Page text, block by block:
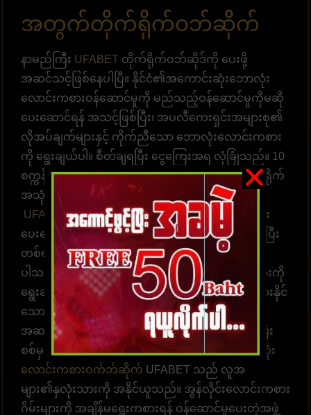
အတွက်တိုက်ရိုက်ဝဘ်ဆိုက်
နာမည်ကြီး UFABET တိုက်ရိုက်ဝဘ်ဆိုဒ်ကို ပေးဖို့
အဆင်သင့်ဖြစ်နေပါပြီ။ နိုင်ငံ၏အကောင်းဆုံးဘောလုံး
လောင်းကစားဝန်ဆောင်မှုကို မည်သည့်ဝန်ဆောင်မှုကိုမဆို
ပေးဆောင်ရန် အသင့်ဖြစ်ပြီး၊ အပလီကေးရှင်းအများစု၏
လိုအပ်ချက်များနှင့် ကိုက်ညီသော ဘောလုံးလောင်းကစား
ကို ရွေးချယ်ပါ။ စီတ်ချရပြီး ငွေကြေးအရ လုံခြုံသည်။ 10
စက္ကန့်အတွင်း အခမဲ့ ငွေလွှဲပေးချေရုံဖြင့် ၎င်းကို တိုက်ရိုက်
အသုံးပြုနိုင်သည့် ဝန်ဆောင်မှုတစ်ခုဟု ယူဆပါသည်။
UFABET ကာစီနိုတွင် ဝန်ဆောင်မှုနှင့် အကြံဉာဏ်များ
ပေးဆောင်ရန် အရည်အချင်းပြည့်မီသော အဖွဲ့တစ်ဖွဲ့ရှိပြီး
တစ်ရက်လျှင် 24 နာရီ အကြံဉာဏ်များ ပေးဆောင်နိုင်
ပါသည်။ အကောင့်ထဲဝင်လာပြီး လောင်းကစားဂိမ်းများကို
ရွေးချယ်ကစားပါ။ အချိန်နှင့်တစ်ပြေးညီ လောင်းကစားနိုင်
သော စနစ်ဖြစ်ပါတယ်။ အလောင်းအစားရွေးချယ်ရန်
အဆင်သင့်ဖြစ်နေပါပြီ။ ထိထိရောက်ရောက် မြန်ဆန်ပြီး
စစ်မှန်သော ပေးချေမှုများ၊ နံပါတ် 1 တိုက်ရိုက်ဘောလုံး
လောင်းကစားဝက်ဘ်ဆိုက် UFABET သည် လူအ
များ၏နှလုံးသားကို အနိုင်ယူသည်။ အွန်လိုင်းလောင်းကစား
ဂိမ်းများကို အချိန်မရွေးကစားရန် ဝန်ဆောင်မှုပေးတဲ့အဖွဲ့